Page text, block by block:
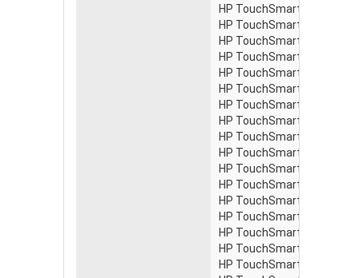
HP TouchSmart 300-
HP TouchSmart 300-
HP TouchSmart 300-
HP TouchSmart 300-
HP TouchSmart 300-
HP TouchSmart 300-
HP TouchSmart 300-1205
HP TouchSmart 300-
HP TouchSmart 300-
HP TouchSmart 300-
HP TouchSmart 300-
HP TouchSmart 300-
HP TouchSmart 300-
HP TouchSmart 300-
HP TouchSmart 300-
HP TouchSmart 300-
HP TouchSmart 300-